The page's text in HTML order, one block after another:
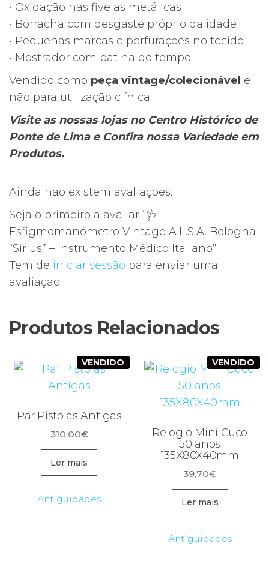
• Oxidação nas fivelas metálicas
• Borracha com desgaste próprio da idade
• Pequenas marcas e perfurações no tecido
• Mostrador com patina do tempo
Vendido como peça vintage/colecionável e
não para utilização clínica.
Visite as nossas lojas no Centro Histórico de
Ponte de Lima e Confira nossa Variedade em
Produtos.
Ainda não existem avaliações.
Seja o primeiro a avaliar “🩺
Esfigmomanómetro Vintage A.L.S.A. Bologna
“Sirius” – Instrumento Médico Italiano”
Tem de iniciar sessão para enviar uma
avaliação.
Produtos Relacionados
VENDIDO
Par Pistolas Antigas
310,00€
Ler mais
Antiguidades
VENDIDO
Relogio Mini Cuco
50 anos
135X80X40mm
39,70€
Ler mais
Antiguidades